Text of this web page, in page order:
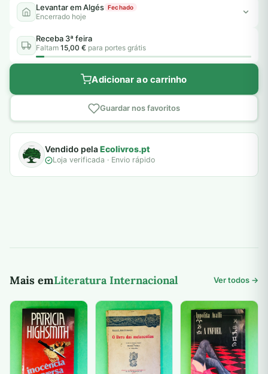
Levantar em Algés Fechado
Encerrado hoje
Receba 3ª feira
Faltam 15,00 € para portes grátis
Adicionar ao carrinho
Guardar nos favoritos
Vendido pelaEcolivros.pt
Loja verificada · Envio rápido
Mais emLiteratura Internacional Ver todos →